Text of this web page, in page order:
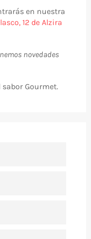
en nuestra
12 de Alzira
novedades
Gourmet.